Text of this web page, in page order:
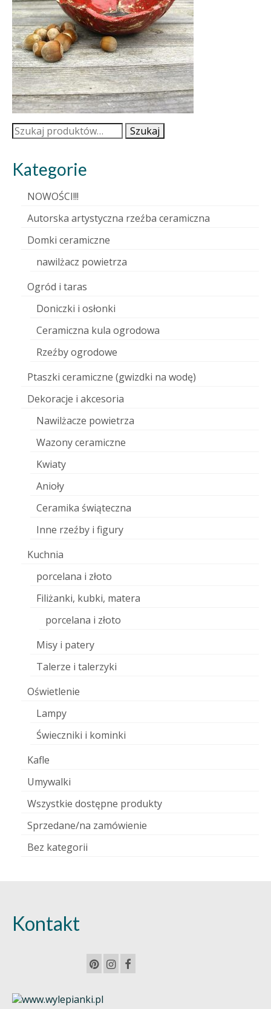
Szukaj: Szukaj
Kategorie
NOWOŚCI!!!
Autorska artystyczna rzeźba ceramiczna
Domki ceramiczne
nawilżacz powietrza
Ogród i taras
Doniczki i osłonki
Ceramiczna kula ogrodowa
Rzeźby ogrodowe
Ptaszki ceramiczne (gwizdki na wodę)
Dekoracje i akcesoria
Nawilżacze powietrza
Wazony ceramiczne
Kwiaty
Anioły
Ceramika świąteczna
Inne rzeźby i figury
Kuchnia
porcelana i złoto
Filiżanki, kubki, matera
porcelana i złoto
Misy i patery
Talerze i talerzyki
Oświetlenie
Lampy
Świeczniki i kominki
Kafle
Umywalki
Wszystkie dostępne produkty
Sprzedane/na zamówienie
Bez kategorii
Kontakt